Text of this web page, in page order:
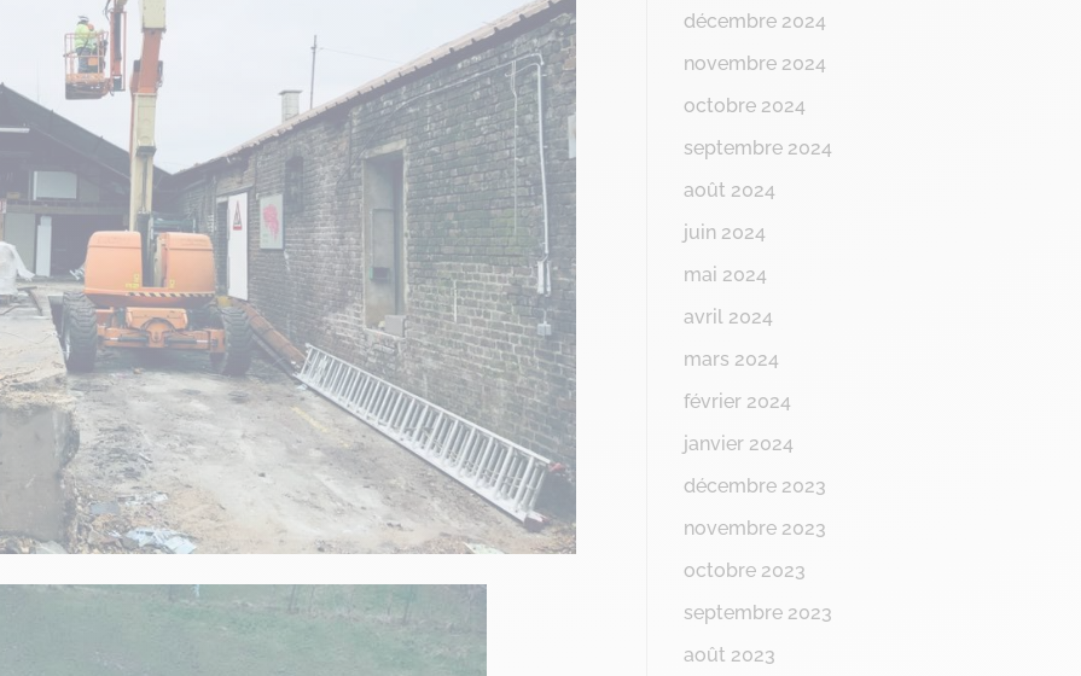
décembre 2024
novembre 2024
octobre 2024
septembre 2024
août 2024
juin 2024
mai 2024
avril 2024
mars 2024
février 2024
janvier 2024
décembre 2023
novembre 2023
octobre 2023
septembre 2023
août 2023